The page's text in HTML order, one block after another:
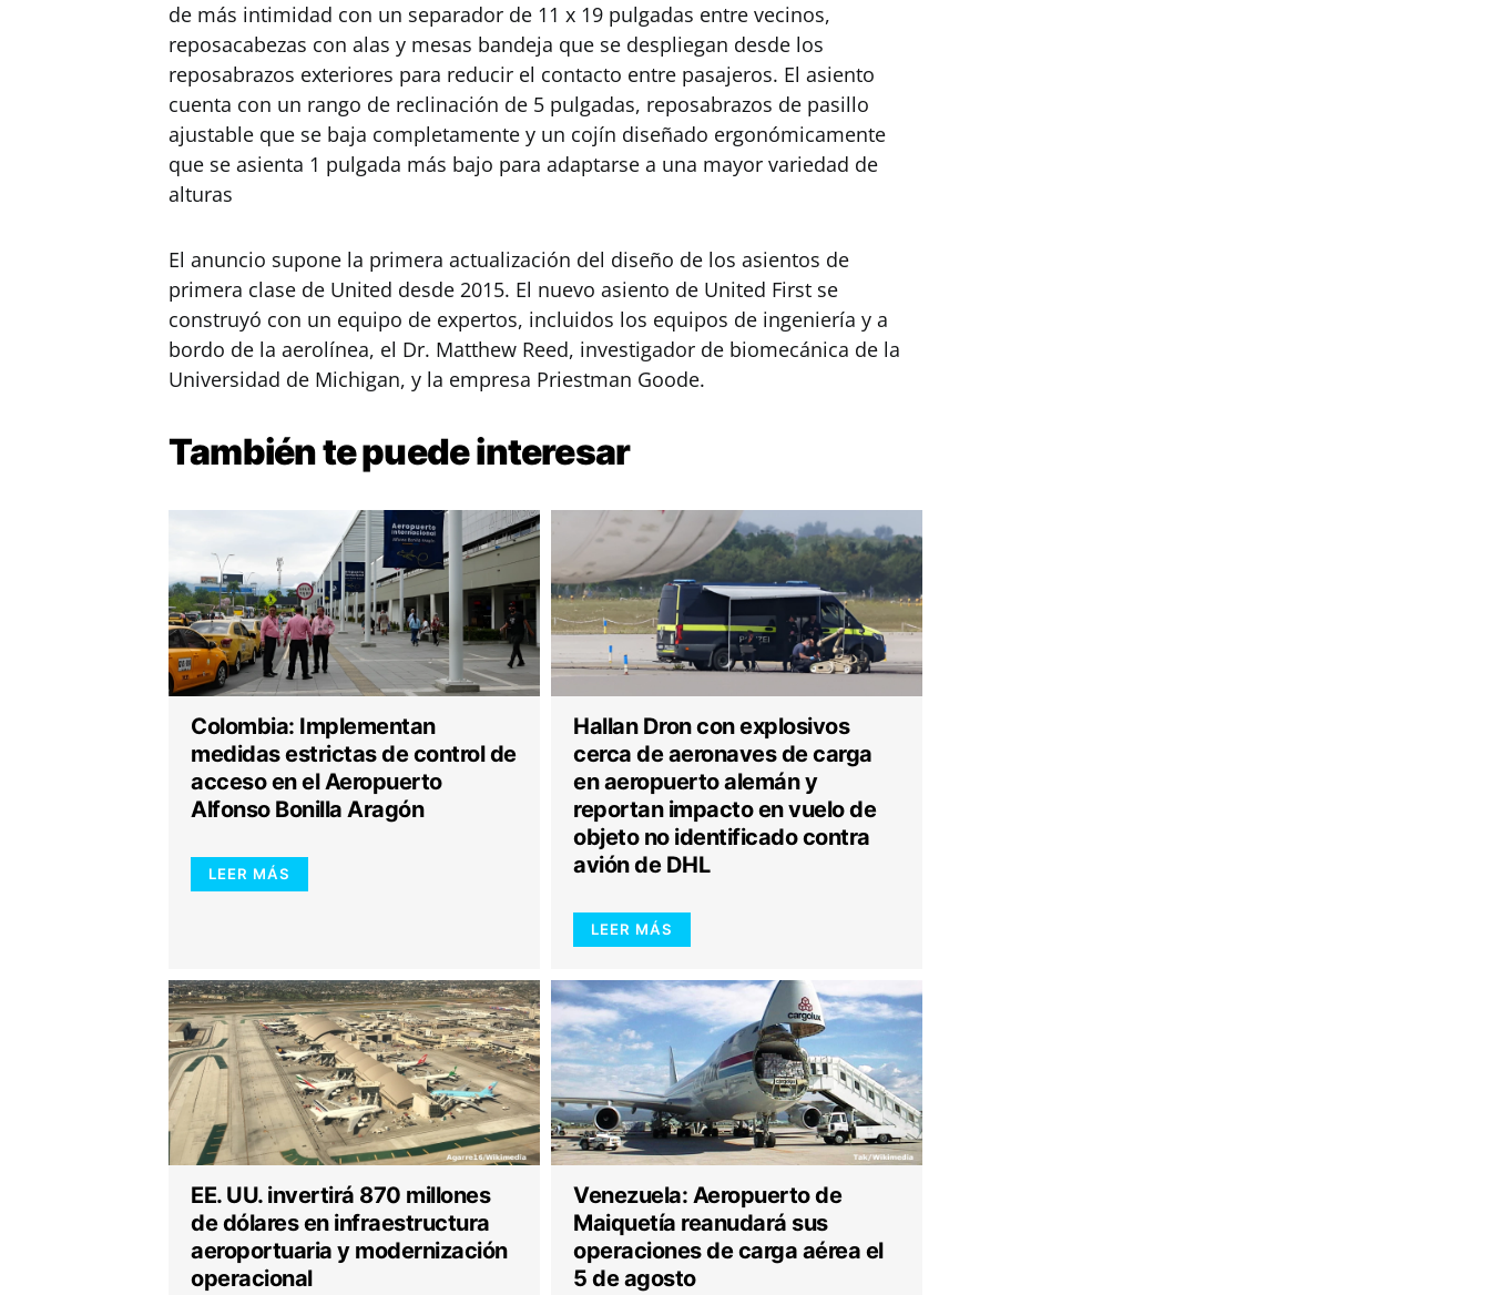
de más intimidad con un separador de 11 x 19 pulgadas entre vecinos,
reposacabezas con alas y mesas bandeja que se despliegan desde los
reposabrazos exteriores para reducir el contacto entre pasajeros. El asiento
cuenta con un rango de reclinación de 5 pulgadas, reposabrazos de pasillo
ajustable que se baja completamente y un cojín diseñado ergonómicamente
que se asienta 1 pulgada más bajo para adaptarse a una mayor variedad de
alturas
El anuncio supone la primera actualización del diseño de los asientos de
primera clase de United desde 2015. El nuevo asiento de United First se
construyó con un equipo de expertos, incluidos los equipos de ingeniería y a
bordo de la aerolínea, el Dr. Matthew Reed, investigador de biomecánica de la
Universidad de Michigan, y la empresa Priestman Goode.
También te puedeinteresar
Colombia: Implementan
medidas estrictas de control de
acceso en el Aeropuerto
Alfonso Bonilla Aragón
LEER MÁS
Hallan Dron con explosivos
cerca de aeronaves de carga
en aeropuerto alemán y
reportan impacto en vuelo de
objeto no identificado contra
avión de DHL
LEER MÁS
EE. UU. invertirá 870 millones
de dólares en infraestructura
aeroportuaria y modernización
operacional
Venezuela: Aeropuerto de
Maiquetía reanudará sus
operaciones de carga aérea el
5 de agosto